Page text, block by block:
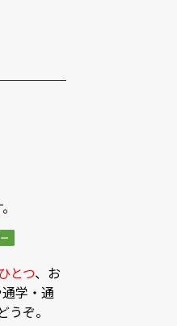
とつ、お
学・通
ぞ。